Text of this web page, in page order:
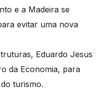
e a Madeira se
evitar uma nova
Eduardo Jesus
da Economia, para
turismo.